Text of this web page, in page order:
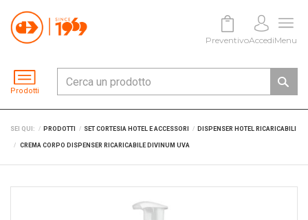
Prodotti
PreventivoAccediMenu
SEI QUI: PRODOTTI SET CORTESIA HOTEL E ACCESSORI DISPENSER HOTEL RICARICABILI
CREMA CORPO DISPENSER RICARICABILE DIVINUM UVA